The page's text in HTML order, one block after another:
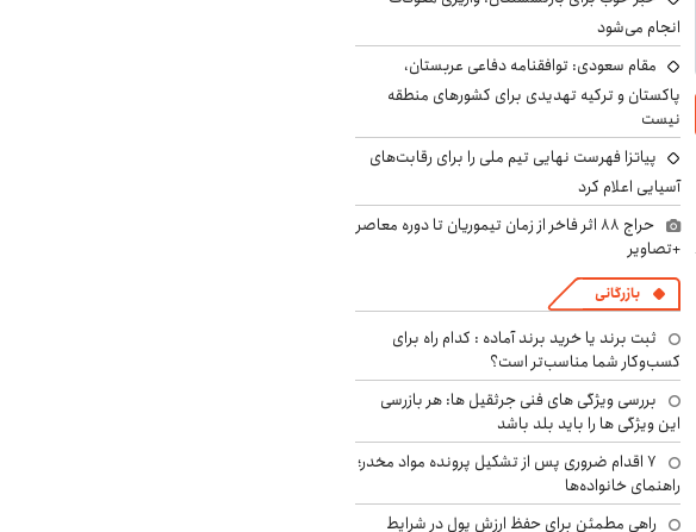
انجام می‌شود
مقام سعودی: توافقنامه دفاعی عربستان،
پاکستان و ترکیه تهدیدی برای کشورهای منطقه
نیست
پیاتزا فهرست نهایی تیم ملی را برای رقابت‌های
آسیایی اعلام کرد
حراج ۸۸ اثر فاخر از زمان تیموریان تا دوره معاصر
+تصاویر
بازرگانی
ثبت برند یا خرید برند آماده : کدام راه برای
کسب‌وکار شما مناسب‌تر است؟
بررسی ویژگی های فنی جرثقیل ها: هر بازرسی
این ویژگی ها را باید بلد باشد
۷ اقدام ضروری پس از تشکیل پرونده مواد مخدر؛
راهنمای خانواده‌ها
راهی مطمئن برای حفظ ارزش پول در شرایط